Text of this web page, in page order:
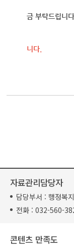
입금시,
금 부탁드립니다.
예시)
니다.
자료관리담당자
담당부서 : 행정복
전화 : 032-560-
콘텐츠 만족도